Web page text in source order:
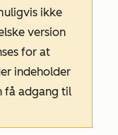
ikke
version
for at
indeholder
få adgang til